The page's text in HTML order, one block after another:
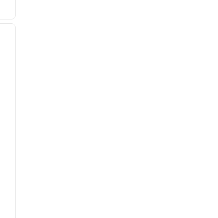
nästa bild